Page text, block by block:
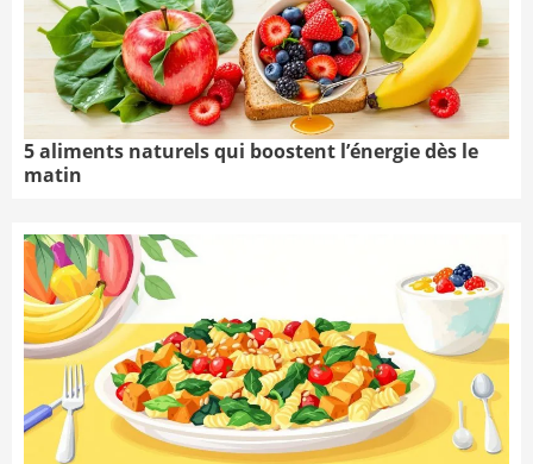
5 aliments naturels qui boostent l’énergie dès le
matin